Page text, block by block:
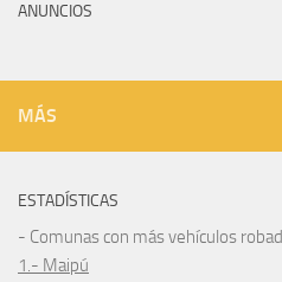
ANUNCIOS
MÁS
ESTADÍSTICAS
- Comunas con más vehículos
1.- Maipú